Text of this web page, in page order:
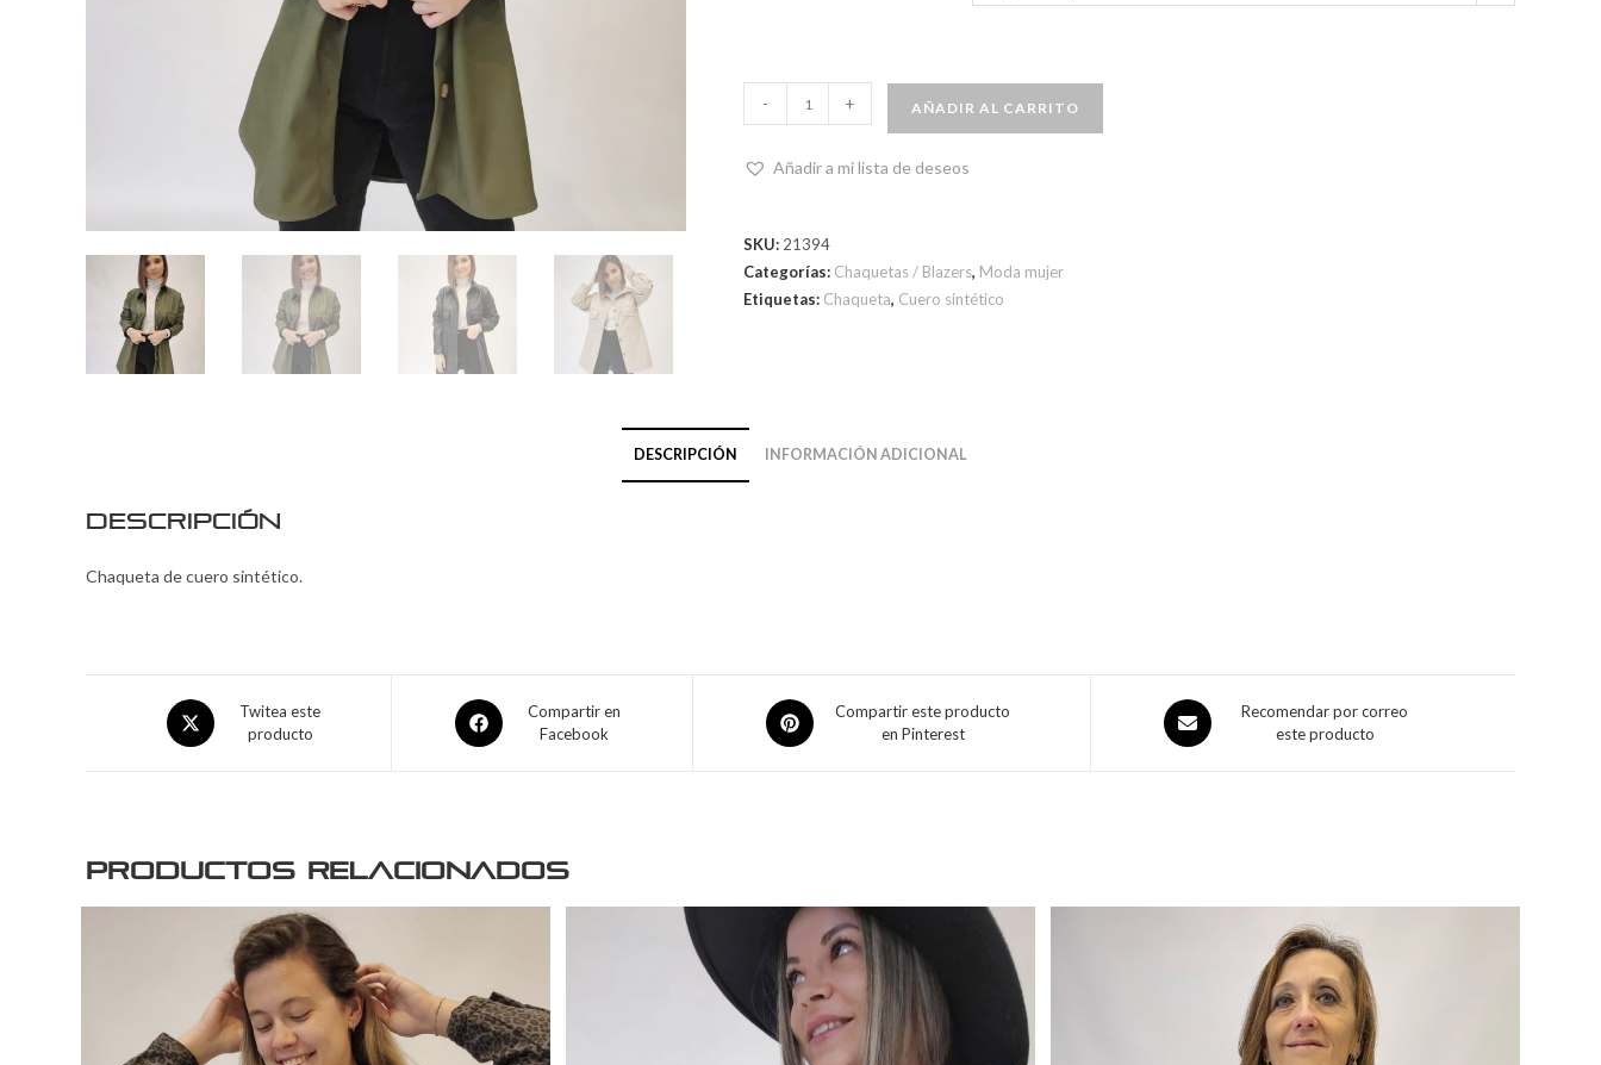
- + AÑADIR AL CARRITO
Añadir a mi lista de deseos
SKU: 21394
Categorías: Chaquetas / Blazers, Moda mujer
Etiquetas: Chaqueta, Cuero sintético
DESCRIPCIÓN INFORMACIÓN ADICIONAL
Descripción
Chaqueta de cuero sintético.
Twitea este
producto
Compartir en
Facebook
Compartir este producto
en Pinterest
Recomendar por correo
este producto
Productos relacionados